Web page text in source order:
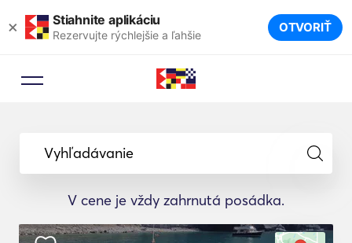
× Stiahnite aplikáciu
Rezervujte rýchlejšie a ľahšie OTVORIŤ
Vyhľadávanie
V cene je vždy zahrnutá posádka.